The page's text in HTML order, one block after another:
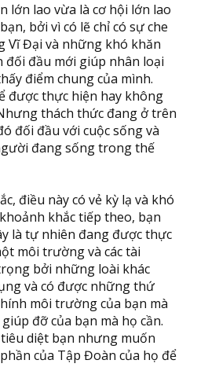
lớn lao vừa là cơ hội lớn lao
bởi vì có lẽ chỉ có sự che
Vĩ Đại và những khó khăn
đối đầu mới giúp nhân loại
điểm chung của mình.
được thực hiện hay không
thách thức đang ở trên
đối đầu với cuộc sống và
đang sống trong thế
điều này có vẻ kỳ lạ và khó
khắc tiếp theo, bạn
là tự nhiên đang được thực
môi trường và các tài
bởi những loài khác
và có được những thứ
môi trường của bạn mà
đỡ của bạn mà họ cần.
diệt bạn nhưng muốn
của Tập Đoàn của họ để